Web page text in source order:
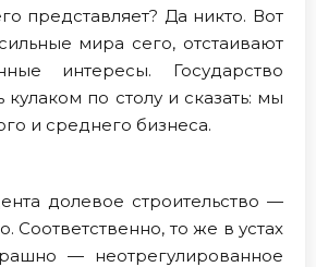
представляет? Да никто. Вот
мира сего, отстаивают
интересы. Государство
по столу и сказать: мы
и среднего бизнеса.
долевое строительство —
Соответственно, то же в устах
— неотрегулированное